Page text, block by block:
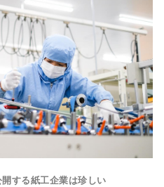
する紙工企業は珍しい